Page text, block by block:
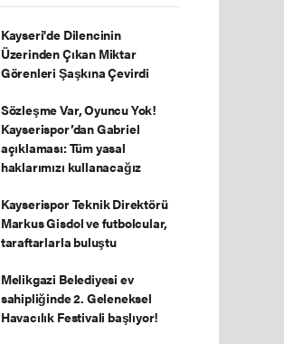
Kayseri'de Dilencinin
Üzerinden Çıkan Miktar
Görenleri Şaşkına Çevirdi
Sözleşme Var, Oyuncu Yok!
Kayserispor’dan Gabriel
açıklaması: Tüm yasal
haklarımızı kullanacağız
Kayserispor Teknik Direktörü
Markus Gisdol ve futbolcular,
taraftarlarla buluştu
Melikgazi Belediyesi ev
sahipliğinde 2. Geleneksel
Havacılık Festivali başlıyor!